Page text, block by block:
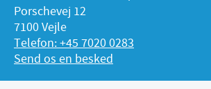
Porschevej 12
7100 Vejle
Telefon: +45 7020 0283
Send os en besked